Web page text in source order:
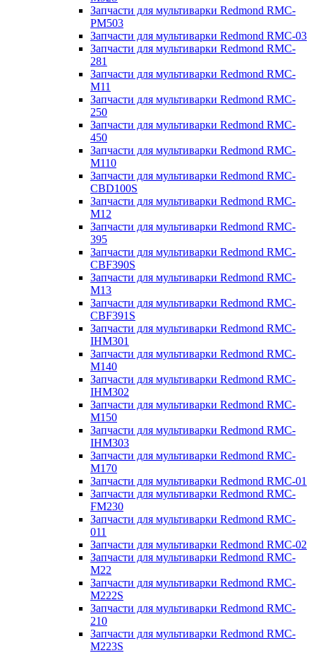
Запчасти для мультиварки Redmond RMC-
PM503
Запчасти для мультиварки Redmond RMC-03
Запчасти для мультиварки Redmond RMC-
281
Запчасти для мультиварки Redmond RMC-
M11
Запчасти для мультиварки Redmond RMC-
250
Запчасти для мультиварки Redmond RMC-
450
Запчасти для мультиварки Redmond RMC-
M110
Запчасти для мультиварки Redmond RMC-
CBD100S
Запчасти для мультиварки Redmond RMC-
M12
Запчасти для мультиварки Redmond RMC-
395
Запчасти для мультиварки Redmond RMC-
CBF390S
Запчасти для мультиварки Redmond RMC-
M13
Запчасти для мультиварки Redmond RMC-
CBF391S
Запчасти для мультиварки Redmond RMC-
IHM301
Запчасти для мультиварки Redmond RMC-
M140
Запчасти для мультиварки Redmond RMC-
IHM302
Запчасти для мультиварки Redmond RMC-
M150
Запчасти для мультиварки Redmond RMC-
IHM303
Запчасти для мультиварки Redmond RMC-
M170
Запчасти для мультиварки Redmond RMC-01
Запчасти для мультиварки Redmond RMC-
FM230
Запчасти для мультиварки Redmond RMC-
011
Запчасти для мультиварки Redmond RMC-02
Запчасти для мультиварки Redmond RMC-
M22
Запчасти для мультиварки Redmond RMC-
M222S
Запчасти для мультиварки Redmond RMC-
210
Запчасти для мультиварки Redmond RMC-
M223S